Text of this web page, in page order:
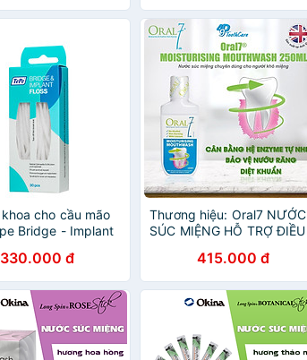
cho cầu mão
Bridge - Implant
330.000 đ
Thương hiệu: Oral7 NƯỚC
SÚC MIỆNG HỖ TRỢ ĐIỀU
DÙNG CHO NGƯỜI KHÔ
MIỆNG ORAL7 250ML
415.000 đ